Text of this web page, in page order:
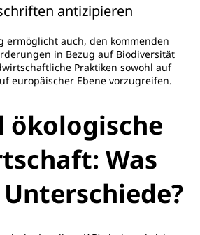
antizipieren
ermöglicht auch, den kommenden
in Bezug auf Biodiversität
Praktiken sowohl auf
europäischer Ebene vorzugreifen.
ökologische
Was